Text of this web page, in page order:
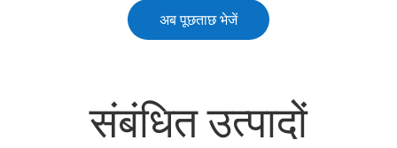
अब पूछताछ भेजें
संबंधित उत्पादों